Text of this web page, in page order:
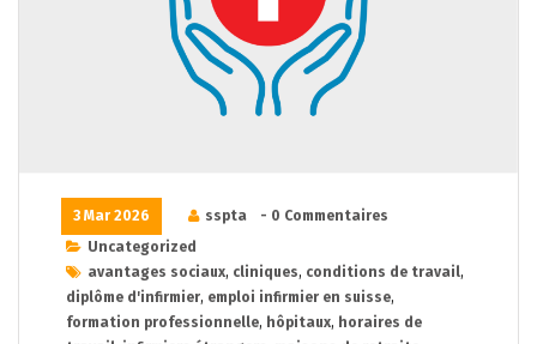
3 Mar 2026 sspta
- 0 Commentaires
Uncategorized
avantages sociaux, cliniques, conditions de travail,
diplôme d'infirmier, emploi infirmier en suisse,
formation professionnelle, hôpitaux, horaires de